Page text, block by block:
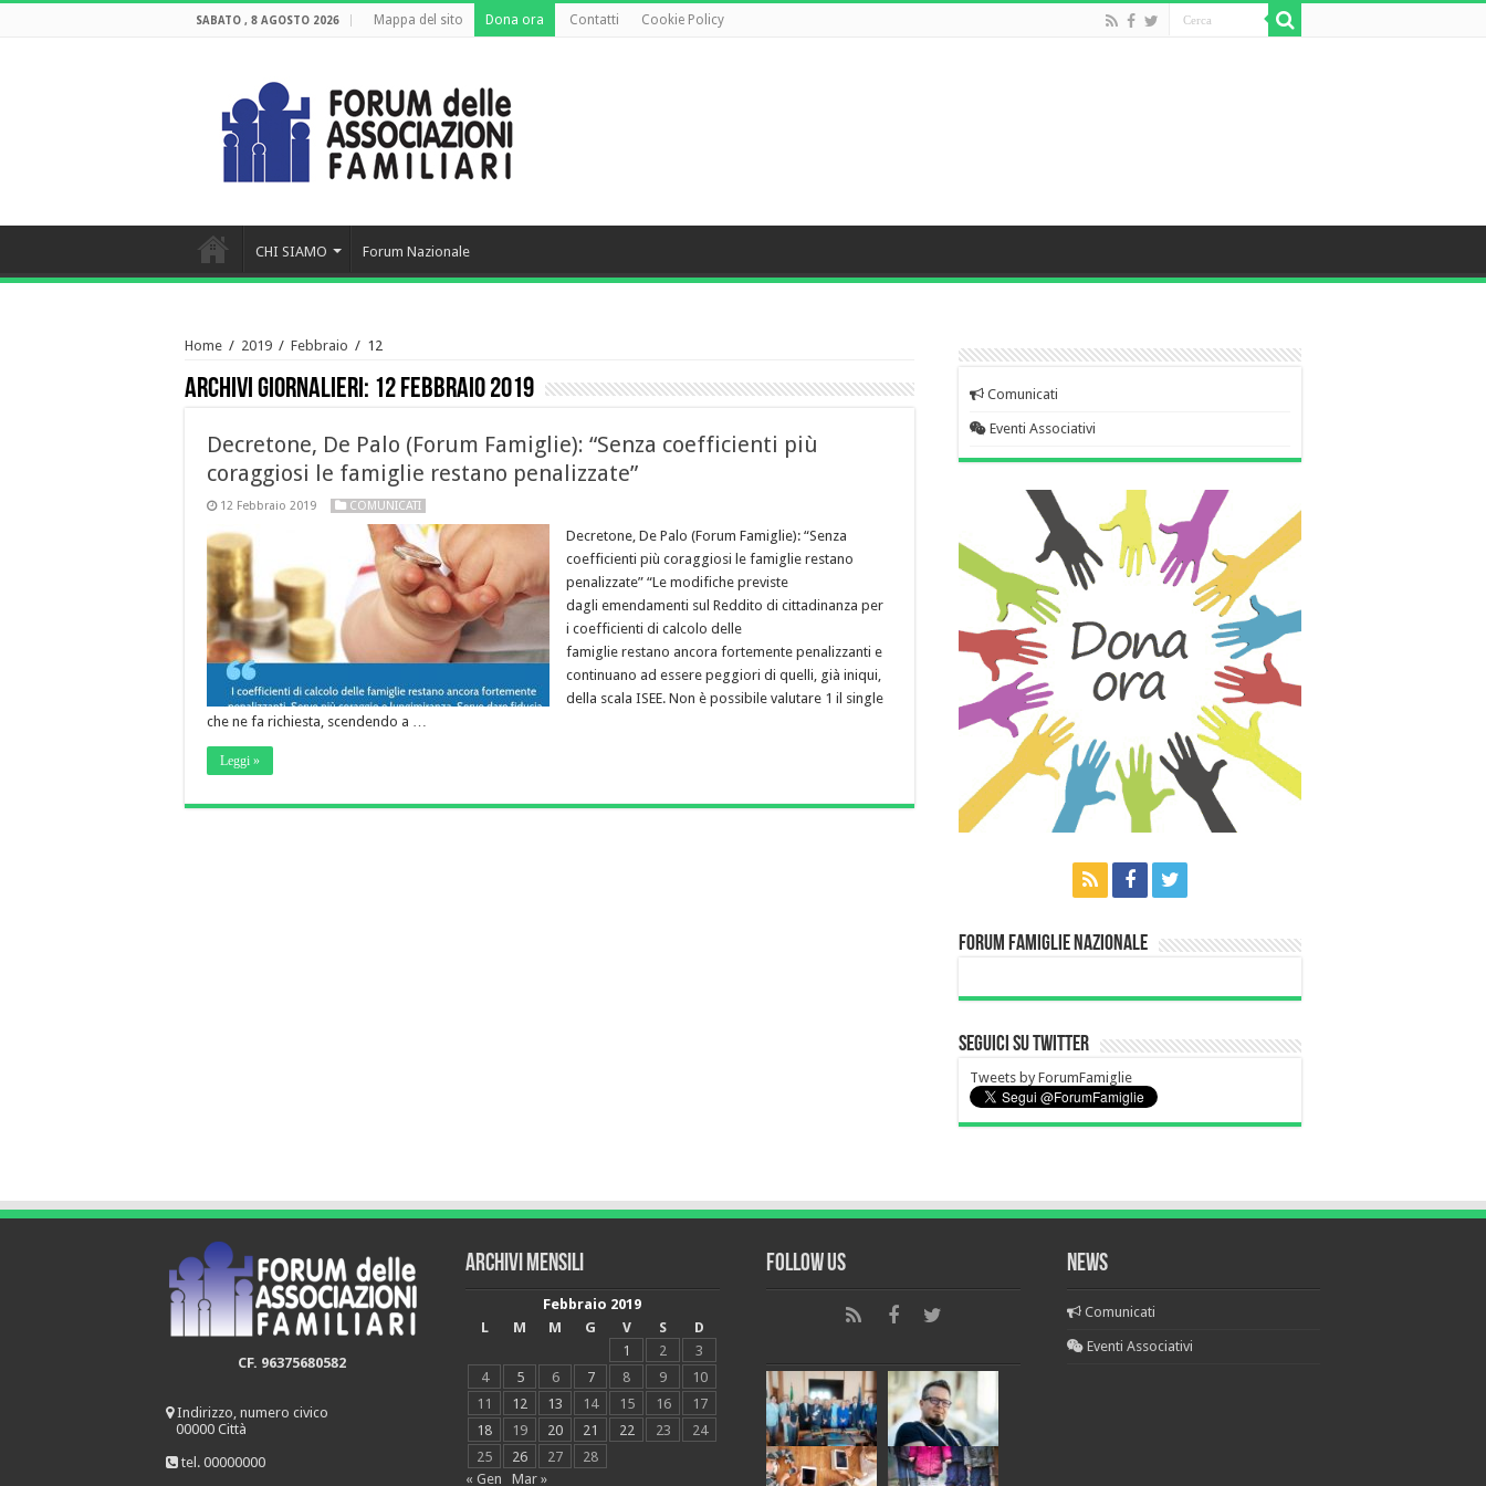
SABATO , 8 AGOSTO 2026 Mappa del sito Dona ora Contatti Cookie Policy
CHI SIAMO Forum Nazionale
Home / 2019 / Febbraio / 12
Archivi giornalieri: 12 Febbraio 2019
Decretone, De Palo (Forum Famiglie): “Senza coefficienti più
coraggiosi le famiglie restano penalizzate”
12 Febbraio 2019 COMUNICATI
Decretone, De Palo (Forum Famiglie): “Senza
coefficienti più coraggiosi le famiglie restano
penalizzate” “Le modifiche previste
dagli emendamenti sul Reddito di cittadinanza per
i coefficienti di calcolo delle
famiglie restano ancora fortemente penalizzanti e
continuano ad essere peggiori di quelli, già iniqui,
della scala ISEE. Non è possibile valutare 1 il single
che ne fa richiesta, scendendo a …
Leggi »
Comunicati
Eventi Associativi
Forum Famiglie Nazionale
Seguici su Twitter
Tweets by ForumFamiglie
CF. 96375680582
Indirizzo, numero civico
00000 Città
tel. 00000000
Archivi mensili
Febbraio 2019
L
M M G V S
D
1
2
3
4
5 6 7 8 9
10
11
12 13 14 15 16
17
18
19 20 21 22 23
24
25
26 27
28
« Gen
Mar »
Follow Us News
Comunicati
Eventi Associativi